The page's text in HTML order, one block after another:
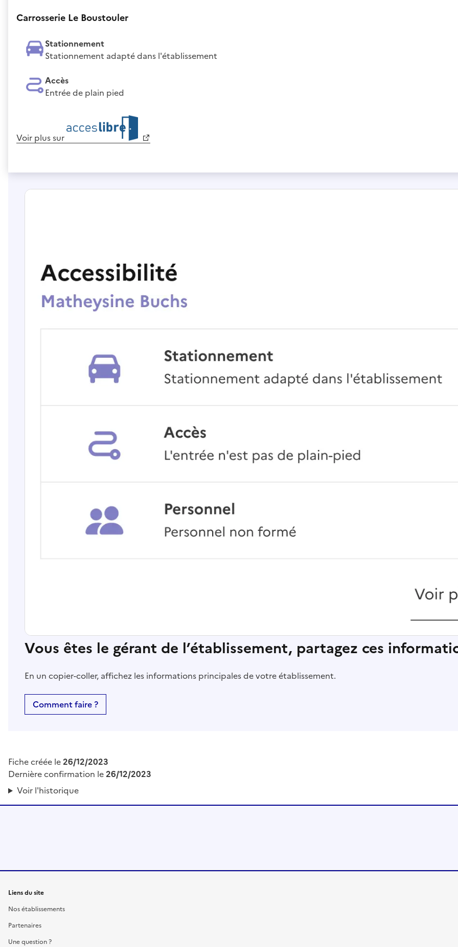
Carrosserie Le Boustouler
Stationnement
Stationnement adapté dans l'établissement
Accès
Entrée de plain pied
Voir plus sur
Vous êtes le gérant de l’établissement, partagez ces
En un copier-coller, affichez les informations principales de votre établissement.
Comment faire ?
Fiche créée le26/12/2023
Dernière confirmation le26/12/2023
Voir l'historique
Liens du site
Nos établissements
Partenaires
Une question ?